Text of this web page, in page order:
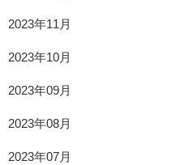
2023年11月
2023年10月
2023年09月
2023年08月
2023年07月